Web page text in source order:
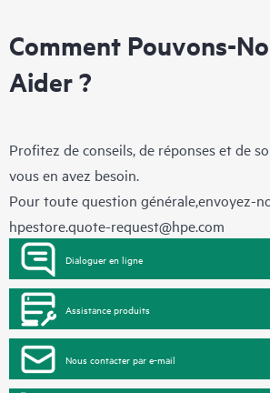
Comment Pouvons-
Aider ?
Profitez de conseils, de réponses et de
vous en avez besoin.
Pour toute question générale,envoyez-
hpestore.quote-request@hpe.com
Dialoguer en ligne
Assistance produits
Nous contacter par e-mail